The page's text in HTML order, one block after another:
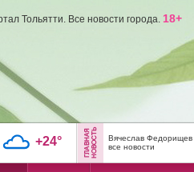
Тольятти. Все новости города. 18+
+24°
Вячеслав Федорищев
все новости